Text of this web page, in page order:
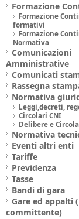
Formazione
Formazione
formativi
Formazione
Normativa
Comunicazioni
Amministrative
Comunicati
Rassegna
Normativa
Leggi,decreti,
Circolari CNI
Delibere e
Normativa
Eventi altri enti
Tariffe
Previdenza
Tasse
Bandi di gara
Gare ed appalti
committente)